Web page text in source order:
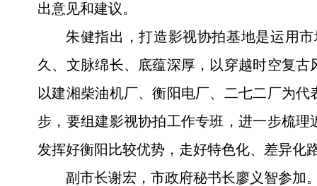
出意见和建议。
朱健指出，打造影视协拍基地是运用
久、文脉绵长、底蕴深厚，以穿越时空复
以建湘柴油机厂、衡阳电厂、二七二厂为
步，要组建影视协拍工作专班，进一步梳
发挥好衡阳比较优势，走好特色化、差异化
副市长谢宏，市政府秘书长廖义智参加